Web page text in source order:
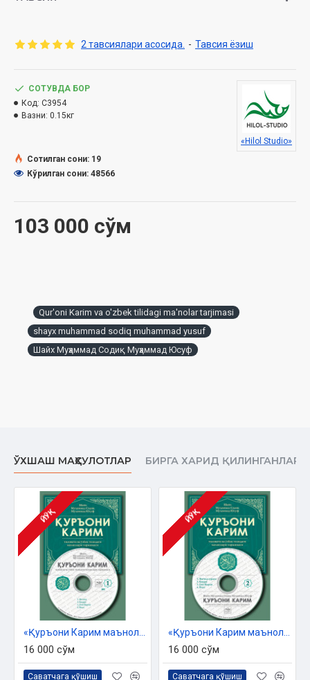
Сана:2023 йил 2 тавсиялари асосида. - Тавсия ёзиш
103 000 сўм
СОТУВДА БОР
Код: C3954
Вазни: 0.15кг
«Hilol Studio»
Сотилган сони: 19
Кўрилган сони: 48566
Qur'oni Karim va o'zbek tilidagi ma'nolar tarjimasi
shayx muhammad sodiq muhammad yusuf
Шайх Муҳаммад Содиқ Муҳаммад Юсуф
ЎХШАШ МАҲСУЛОТЛАР БИРГА ХАРИД ҚИЛИНГАНЛАР
ЙЎҚ
16 000 сўм
Саватчага қўшиш
ЙЎҚ
16 000 сўм
Саватчага қўшиш